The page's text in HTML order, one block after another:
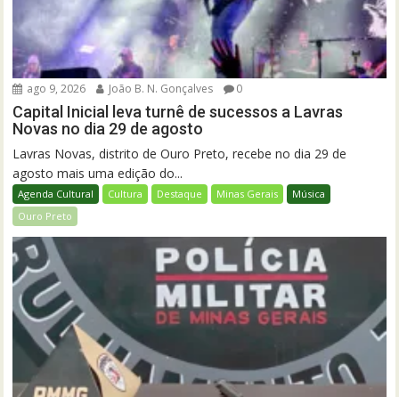
ago 9, 2026 João B. N. Gonçalves 0
Capital Inicial leva turnê de sucessos a Lavras
Novas no dia 29 de agosto
Lavras Novas, distrito de Ouro Preto, recebe no dia 29 de
agosto mais uma edição do...
Agenda Cultural Cultura Destaque Minas Gerais
Música
Ouro Preto